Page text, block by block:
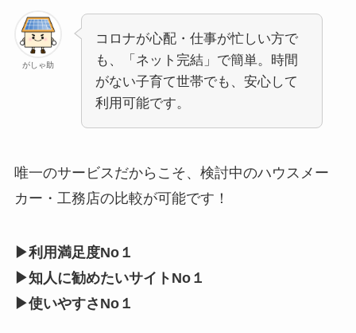
がしゃ助
コロナが心配・仕事が忙しい方で
も、「ネット完結」で簡単。時間
がない子育て世帯でも、安心して
利用可能です。
唯一のサービスだからこそ、検討中のハウスメー
カー・工務店の比較が可能です！
▶利用満足度No１
▶知人に勧めたいサイトNo１
▶使いやすさNo１